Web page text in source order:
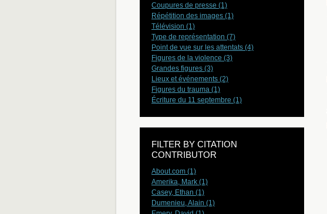
Coupures de presse (1)
Répétition des images (1)
Télévision (1)
Type de représentation (7)
Point de vue sur les attentats (4)
Figures de la violence (3)
Grandes figures (3)
Lieux et événements (2)
Figures du trauma (1)
Écriture du 11 septembre (1)
FILTER BY CITATION
CONTRIBUTOR
About.com (1)
Amerika, Mark (1)
Casey, Ethan (1)
Dumenieu, Alain (1)